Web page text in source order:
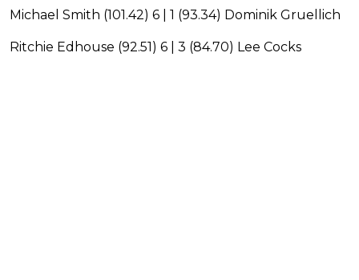
Michael Smith (101.42) 6 | 1 (93.34) Dominik Gruellich
Ritchie Edhouse (92.51) 6 | 3 (84.70) Lee Cocks